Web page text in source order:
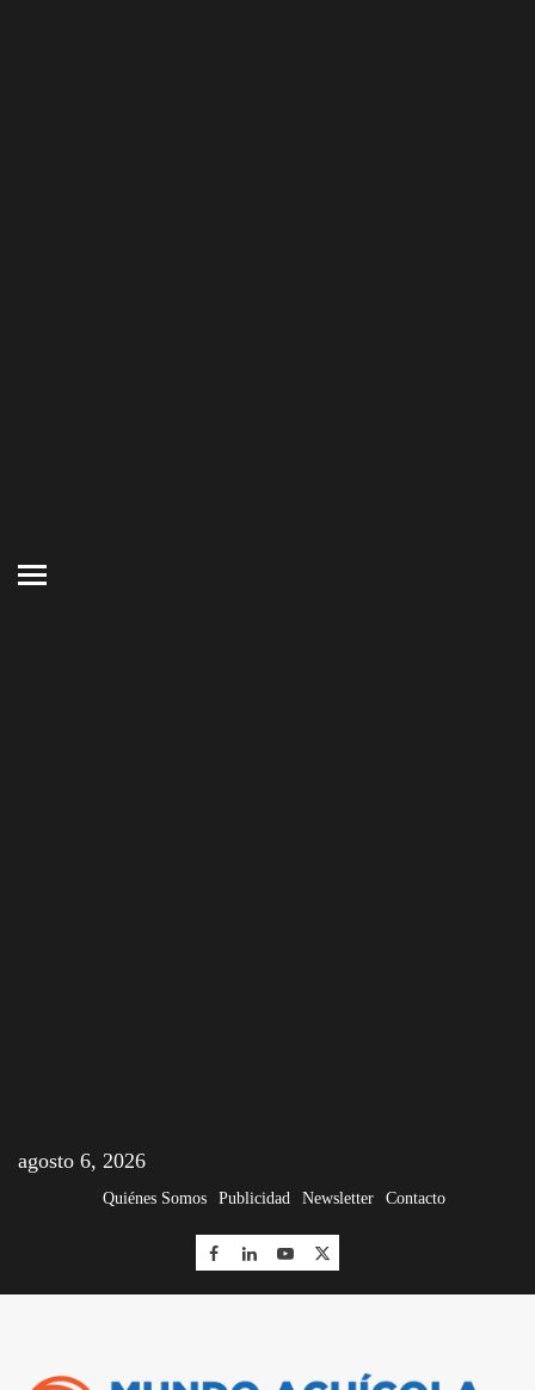
agosto 6, 2026
Quiénes Somos Publicidad Newsletter Contacto